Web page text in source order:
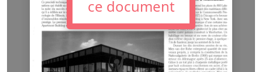
ce document